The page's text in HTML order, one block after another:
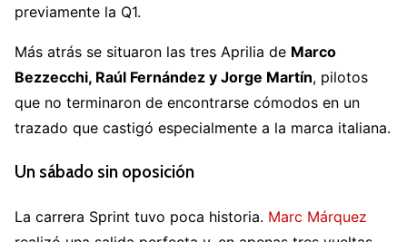
previamente la Q1.
Más atrás se situaron las tres Aprilia de Marco
Bezzecchi, Raúl Fernández y Jorge Martín, pilotos
que no terminaron de encontrarse cómodos en un
trazado que castigó especialmente a la marca italiana.
Un sábado sin oposición
La carrera Sprint tuvo poca historia. Marc Márquez